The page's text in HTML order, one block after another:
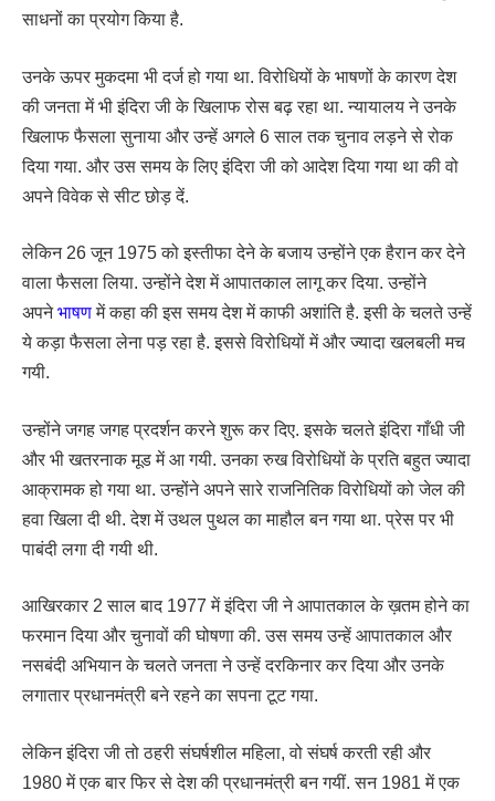
साधनों का प्रयोग किया है.
उनके ऊपर मुकदमा भी दर्ज हो गया था. विरोधियों के भाषणों के कारण देश
की जनता में भी इंदिरा जी के खिलाफ रोस बढ़ रहा था. न्यायालय ने उनके
खिलाफ फैसला सुनाया और उन्हें अगले 6 साल तक चुनाव लड़ने से रोक
दिया गया. और उस समय के लिए इंदिरा जी को आदेश दिया गया था की वो
अपने विवेक से सीट छोड़ दें.
लेकिन 26 जून 1975 को इस्तीफा देने के बजाय उन्होंने एक हैरान कर देने
वाला फैसला लिया. उन्होंने देश में आपातकाल लागू कर दिया. उन्होंने
अपनेभाषणमें कहा की इस समय देश में काफी अशांति है. इसी के चलते उन्हें
ये कड़ा फैसला लेना पड़ रहा है. इससे विरोधियों में और ज्यादा खलबली मच
गयी.
उन्होंने जगह जगह प्रदर्शन करने शुरू कर दिए. इसके चलते इंदिरा गाँधी जी
और भी खतरनाक मूड में आ गयी. उनका रुख विरोधियों के प्रति बहुत ज्यादा
आक्रामक हो गया था. उन्होंने अपने सारे राजनितिक विरोधियों को जेल की
हवा खिला दी थी. देश में उथल पुथल का माहौल बन गया था. प्रेस पर भी
पाबंदी लगा दी गयी थी.
आखिरकार 2 साल बाद 1977 में इंदिरा जी ने आपातकाल के ख़तम होने का
फरमान दिया और चुनावों की घोषणा की. उस समय उन्हें आपातकाल और
नसबंदी अभियान के चलते जनता ने उन्हें दरकिनार कर दिया और उनके
लगातार प्रधानमंत्री बने रहने का सपना टूट गया.
लेकिन इंदिरा जी तो ठहरी संघर्षशील महिला, वो संघर्ष करती रही और
1980 में एक बार फिर से देश की प्रधानमंत्री बन गयीं. सन 1981 में एक